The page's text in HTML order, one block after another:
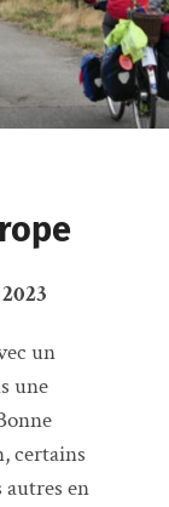
un
une
certains
autres en